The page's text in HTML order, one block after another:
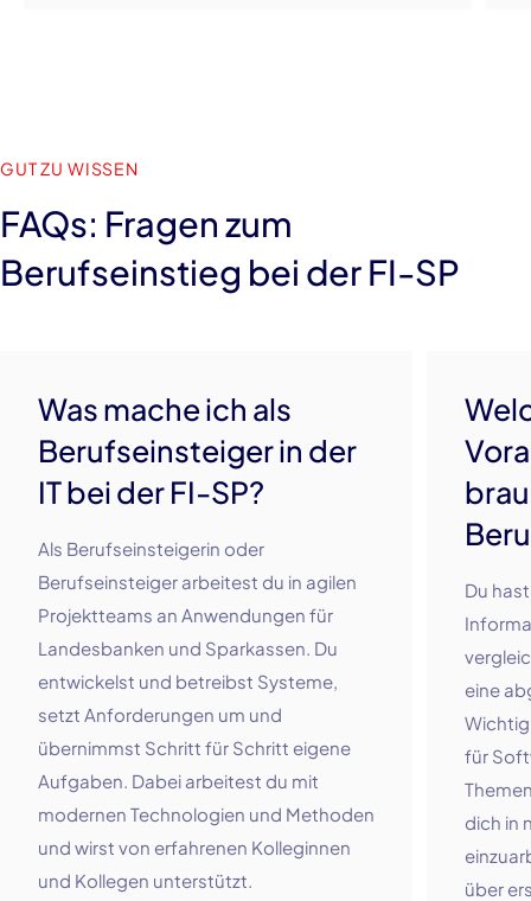
GUT ZU WISSEN
FAQs: Fragen zum
Berufseinstieg bei der FI-SP
Was mache ich als
Berufseinsteiger in der
IT bei der FI-SP?
Als Berufseinsteigerin oder
Berufseinsteiger arbeitest du in agilen
Projektteams an Anwendungen für
Landesbanken und Sparkassen. Du
entwickelst und betreibst Systeme,
setzt Anforderungen um und
übernimmst Schritt für Schritt eigene
Aufgaben. Dabei arbeitest du mit
modernen Technologien und Methoden
und wirst von erfahrenen Kolleginnen
und Kollegen unterstützt.
Du
eine
für
dich in
über